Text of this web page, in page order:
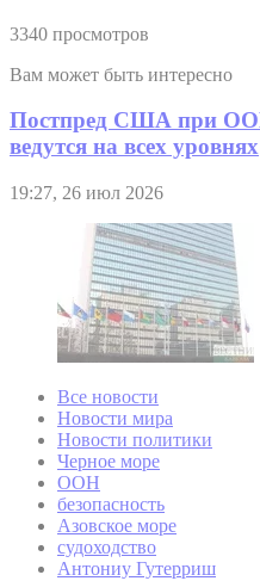
3340 просмотров
Вам может быть интересно
Постпред США при
ведутся на всех уровнях
19:27, 26 июл 2026
Все новости
Новости мира
Новости политики
Черное море
ООН
безопасность
Азовское море
судоходство
Антониу Гутерриш